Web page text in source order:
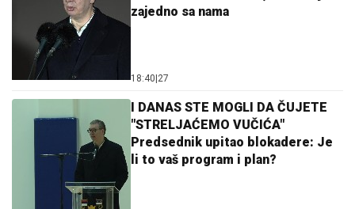
zajedno sa nama
18:40|27
I DANAS STE MOGLI DA ČUJETE
"STRELJAĆEMO VUČIĆA"
Predsednik upitao blokadere: Je
li to vaš program i plan?